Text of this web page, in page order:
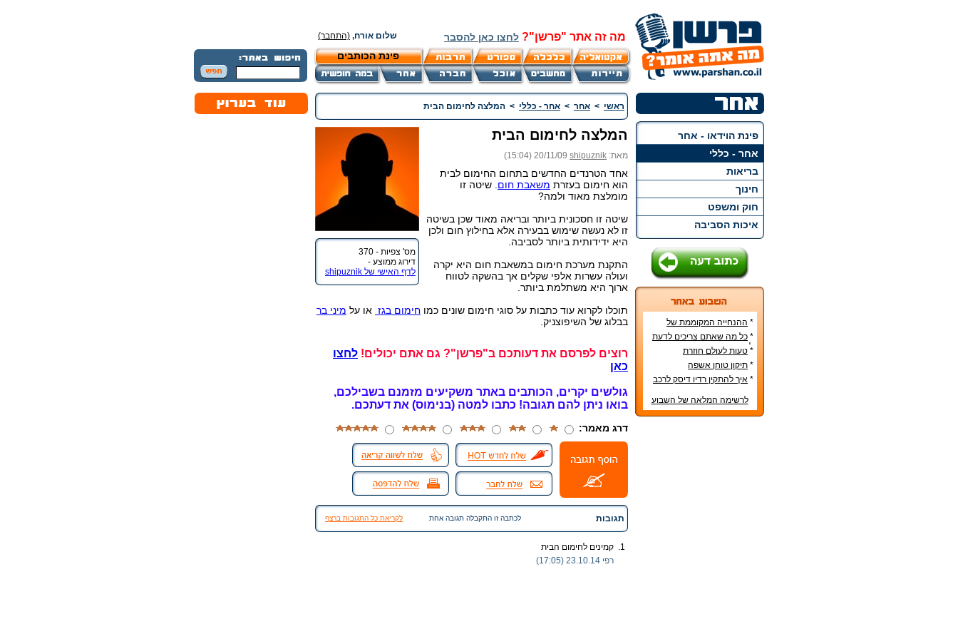
מה זה אתר "פרשן"? לחצו כאן להסבר שלום אורח, (התחבר)
פינת הכותבים
פינת הוידאו - אחר
אחר - כללי
בריאות
חינוך
חוק ומשפט
איכות הסביבה
* ההנחייה המקוממת של
משרד החינוך
* כל מה שאתם צריכים לדעת
לפני קניית מטבח חדש
* טעות לעולם חוזרת
* תיקון טוחן אשפה
* איך להתקין רדיו דיסק לרכב
לרשימה המלאה של השבוע
ראשי > אחר > אחר - כללי > המלצה לחימום הבית
מס' צפיות - 370
דירוג ממוצע -
לדף האישי של shipuznik
המלצה לחימום הבית
מאת: shipuznik
20/11/09 (15:04)
אחד הטרנדים החדשים בתחום החימום לבית
הוא חימום בעזרת משאבת חום . שיטה זו
מומלצת מאוד ולמה?
שיטה זו חסכונית ביותר ובריאה מאוד שכן בשיטה
זו לא נעשה שימוש בבעירה אלא בחילוץ חום ולכן
היא ידידותית ביותר לסביבה.
התקנת מערכת חימום במשאבת חום היא יקרה
ועולה עשרות אלפי שקלים אך בהשקה לטווח
ארוך היא משתלמת ביותר.
תוכלו לקרוא עוד כתבות על סוגי חימום שונים כמו חימום בגז או על מיני בר
בבלוג של השיפוצניק.
רוצים לפרסם את דעותכם ב"פרשן"? גם אתם יכולים! לחצו
כאן
גולשים יקרים, הכותבים באתר משקיעים מזמנם בשבילכם,
בואו ניתן להם תגובה! כתבו למטה (בנימוס) את דעתכם.
דרג מאמר:
תגובות לכתבה זו התקבלה תגובה אחת לקריאת כל התגובות ברצף
1.
קמינים לחימום הבית
רפי 23.10.14 (17:05)